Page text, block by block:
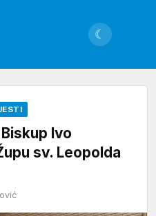
☾
Biskup Ivo
sv. Leopolda